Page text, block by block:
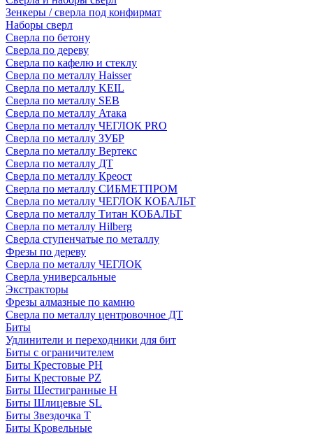
Зенкеры / сверла под конфирмат
Наборы сверл
Сверла по бетону
Сверла по дереву
Сверла по кафелю и стеклу
Сверла по металлу Haisser
Сверла по металлу KEIL
Сверла по металлу SEB
Сверла по металлу Атака
Сверла по металлу ЧЕГЛОК PRO
Сверла по металлу ЗУБР
Сверла по металлу Вертекс
Сверла по металлу ДТ
Сверла по металлу Креост
Сверла по металлу СИБМЕТПРОМ
Сверла по металлу ЧЕГЛОК КОБАЛЬТ
Сверла по металлу Титан КОБАЛЬТ
Сверла по металлу Hilberg
Сверла ступенчатые по металлу
Фрезы по дереву
Сверла по металлу ЧЕГЛОК
Сверла универсальные
Экстракторы
Фрезы алмазные по камню
Сверла по металлу центровочное ДТ
Биты
Удлинители и переходники для бит
Биты с ограничителем
Биты Крестовые PH
Биты Крестовые PZ
Биты Шестигранные H
Биты Шлицевые SL
Биты Звездочка T
Биты Кровельные